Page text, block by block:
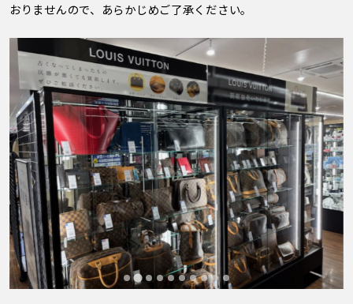
おりませんので、あらかじめご了承ください。